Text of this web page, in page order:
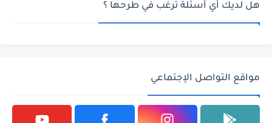
هل لديك أي أسئلة ترغب في طرحها ؟
مواقع التواصل الإجتماعي